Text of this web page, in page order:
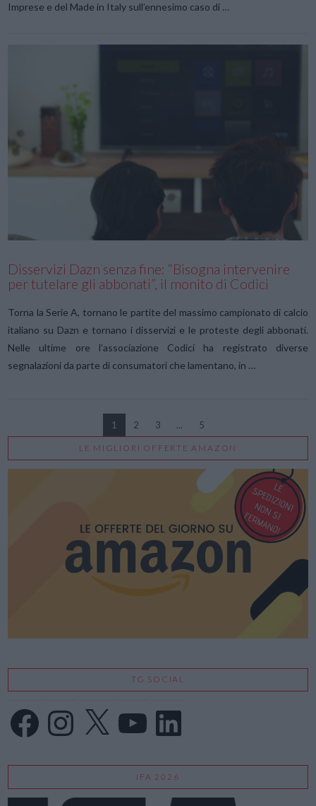
VIEW POST
Imprese e del Made in Italy sull’ennesimo caso di …
VIEW POST
Disservizi Dazn senza fine: “Bisogna intervenire
per tutelare gli abbonati”, il monito di Codici
Torna la Serie A, tornano le partite del massimo campionato di calcio
italiano su Dazn e tornano i disservizi e le proteste degli abbonati.
Nelle ultime ore l’associazione Codici ha registrato diverse
segnalazioni da parte di consumatori che lamentano, in …
1 2 3 ... 5
LE MIGLIORI OFFERTE AMAZON
TG SOCIAL
FacebookInstagram
X LinkedIn
IFA 2026